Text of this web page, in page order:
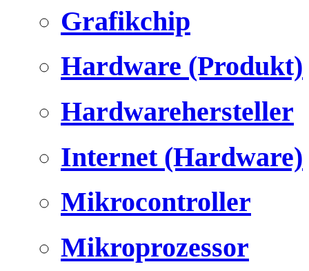
Grafikchip
Hardware (Produkt)
Hardwarehersteller
Internet (Hardware)
Mikrocontroller
Mikroprozessor